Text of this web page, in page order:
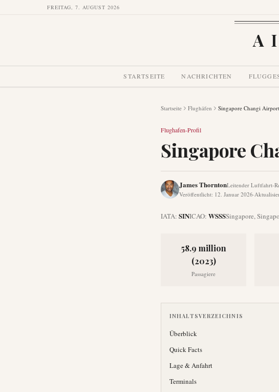
FREITAG, 7. AUGUST 2026
STARTSEITE NACHRICHTEN
Startseite Flughäfen Singapore Changi Airport
Flughafen-Profil
Singapore
James ThorntonLeitender Luftfahrt-
Veröffentlicht: 12. Januar 2026·
IATA: SINICAO: WSSSSingapore,
58.9 million
(2023)
Passagiere
INHALTSVERZEICHNIS
Überblick
Quick Facts
Lage & Anfahrt
Terminals